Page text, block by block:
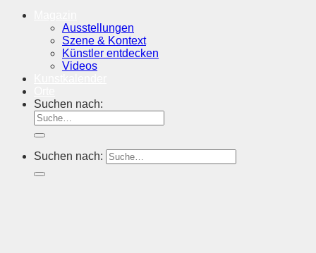
Ausstellungen
Szene & Kontext
Künstler entdecken
Videos
Suchen nach:
Suchen nach: